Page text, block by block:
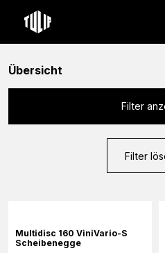
Übersicht
Filter
Filter
Multidisc 160 ViniVario-S
Scheibenegge